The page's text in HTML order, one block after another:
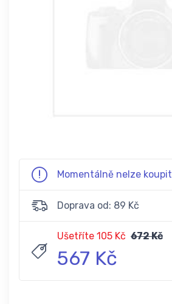
Momentálně nelze koupit
Doprava od: 89 Kč
Ušetříte 105 Kč 672 Kč
567 Kč